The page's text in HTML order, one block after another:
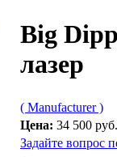
Big
лазер
( Manufacturer )
Цена: 34 500 руб.
Задайте вопрос